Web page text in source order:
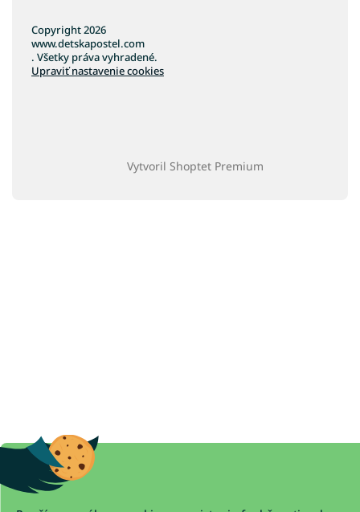
Vytvoril Shoptet Premium
Copyright 2026
www.detskapostel.com
. Všetky práva vyhradené.
Upraviť nastavenie cookies